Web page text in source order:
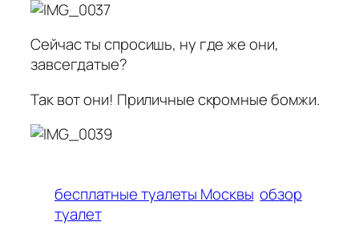
Сейчас ты спросишь, ну где же они,
завсегдатые?
Так вот они! Приличные скромные бомжи.
бесплатные туалеты Москвы обзор
туалет